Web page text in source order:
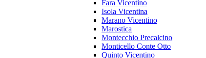
Fara Vicentino
Isola Vicentina
Marano Vicentino
Marostica
Montecchio Precalcino
Monticello Conte Otto
Quinto Vicentino